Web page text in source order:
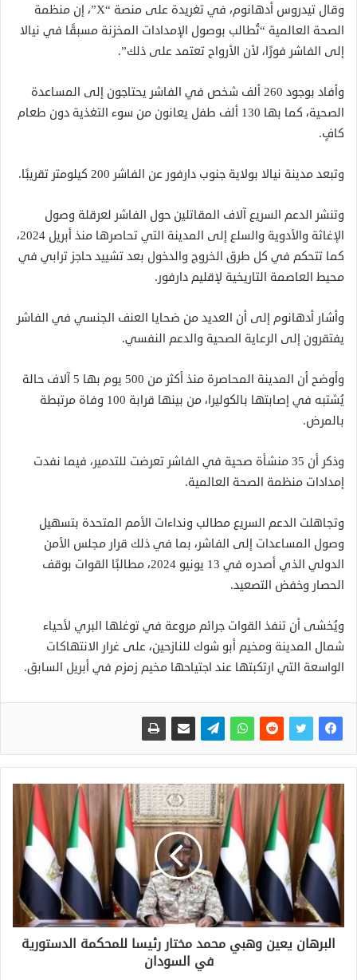
وقال تيدروس أدهانوم، في تغريدة على منصة “X”، إن منظمة
الصحة العالمية “تُطالب بوصول الإمدادات المخزنة مسبقًا في نيالا
إلى الفاشر فورًا، لأن الأرواح تعتمد على ذلك”.
وأفاد بوجود 260 ألف شخص في الفاشر يحتاجون إلى المساعدة
الصحية، كما بها 130 ألف طفل يعانون من سوء التغذية دون طعام
كافٍ.
وتبعد مدينة نيالا بولاية جنوب دارفور عن الفاشر 200 كيلومتر تقريبًا.
وتنشر الدعم السريع آلاف المقاتلين حول الفاشر لعرقلة وصول
الإغاثة والأدوية والسلع إلى المدينة التي تحاصرها منذ أبريل 2024،
كما تتحكم في كل طرق الخروج والدخول بعد تشييد حاجز ترابي في
محيط العاصمة التاريخية لإقليم دارفور.
وأشار أدهانوم إلى أن العديد من ضحايا العنف الجنسي في الفاشر
يفتقرون إلى الرعاية الصحية والدعم النفسي.
وأوضح أن المدينة المحاصرة منذ أكثر من 500 يوم بها 5 آلاف حالة
يُشتبه في إصابتها بالكوليرا، من بينها قرابة 100 وفاة مرتبطة
بالمرض.
وذكر أن 35 منشأة صحية في الفاشر تعرضت للتدمير، فيما نفدت
إمدادات منظمة الصحة العالمية.
وتجاهلت الدعم السريع مطالب ونداءات الأمم المتحدة بتسهيل
وصول المساعدات إلى الفاشر، بما في ذلك قرار مجلس الأمن
الدولي الذي أصدره في 13 يونيو 2024، مطالبًا القوات بوقف
الحصار وخفض التصعيد.
ويُخشى أن تنفذ القوات جرائم مروعة في توغلها البري لأحياء
شمال المدينة ومخيم أبو شوك للنازحين، على غرار الانتهاكات
الواسعة التي ارتكبتها عند اجتياحها مخيم زمزم في أبريل السابق.
البرهان يعين وهبي محمد مختار رئيسا للمحكمة الدستورية
في السودان